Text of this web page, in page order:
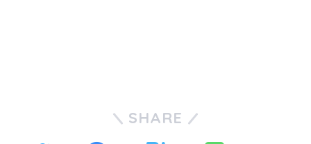
SHARE